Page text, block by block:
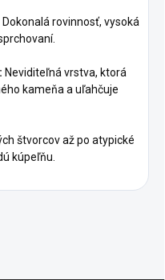
Dokonalá rovinnosť, vysoká
Neviditeľná vrstva, ktorá
kameňa a uľahčuje
štvorcov až po atypické
kúpeľňu.